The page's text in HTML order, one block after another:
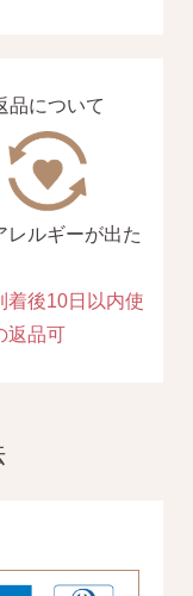
品について
レルギーが出た
着後10日以内使
返品可